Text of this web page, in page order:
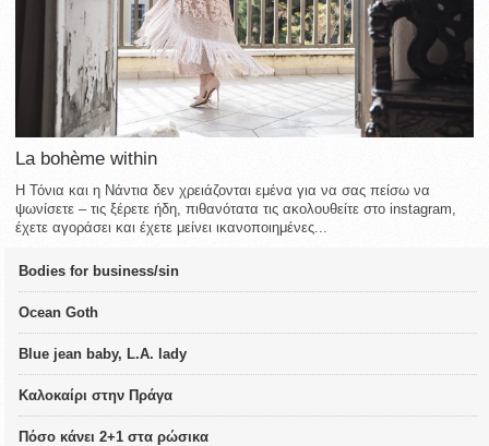
La bohème within
Η Τόνια και η Νάντια δεν χρειάζονται εμένα για να σας πείσω να
ψωνίσετε – τις ξέρετε ήδη, πιθανότατα τις ακολουθείτε στο instagram,
έχετε αγοράσει και έχετε μείνει ικανοποιημένες...
Bodies for business/sin
Ocean Goth
Blue jean baby, L.A. lady
Καλοκαίρι στην Πράγα
Πόσο κάνει 2+1 στα ρώσικα